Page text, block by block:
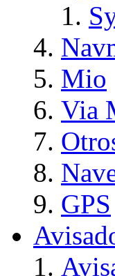
Mio
Via
GPS